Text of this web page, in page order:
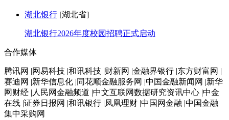
湖北银行 [湖北省]
湖北银行2026年度校园招聘正式启动
合作媒体
腾讯网 |网易科技 |和讯科技 |财新网 |金融界银行 |东方财富网 |
赛迪网 |新华信息化 |同花顺金融服务网 |中国金融新闻网 |新华
网财经 |人民网金融频道 |中文互联网数据研究资讯中心 |中金
在线 |证券日报网 |和讯银行 |凤凰理财 |中国网金融 |中国金融
集中采购网